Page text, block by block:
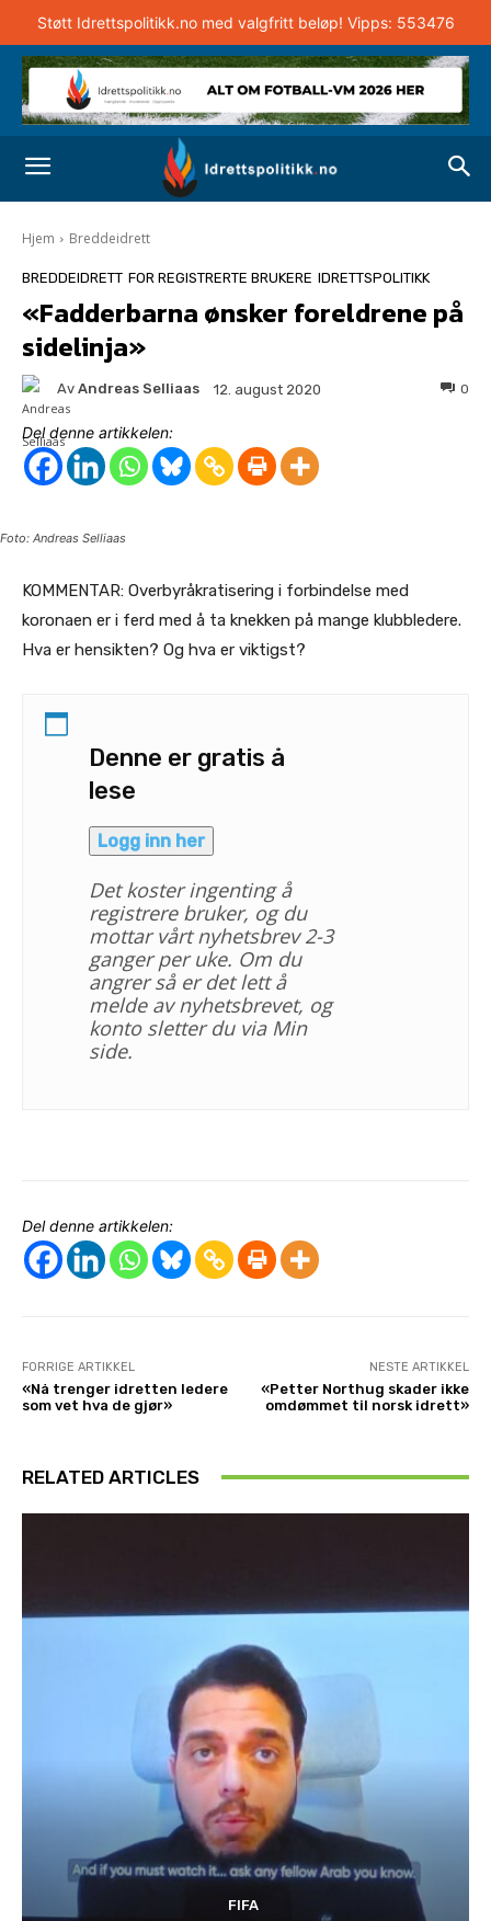
Støtt Idrettspolitikk.no med valgfritt beløp! Vipps: 553476
Hjem Breddeidrett
BREDDEIDRETT FOR REGISTRERTE BRUKERE IDRETTSPOLITIKK
«Fadderbarna ønsker foreldrene på
sidelinja»
Av Andreas Selliaas 12. august 2020 0
Del denne artikkelen:
Foto: Andreas Selliaas
KOMMENTAR: Overbyråkratisering i forbindelse med
koronaen er i ferd med å ta knekken på mange klubbledere.
Hva er hensikten? Og hva er viktigst?
Denne er gratis å
lese
Logg inn her
Det koster ingenting å
registrere bruker, og du
mottar vårt nyhetsbrev 2-3
ganger per uke. Om du
angrer så er det lett å
melde av nyhetsbrevet, og
konto sletter du via Min
side.
Del denne artikkelen:
FORRIGE ARTIKKEL
«Nå trenger idretten ledere
som vet hva de gjør»
NESTE ARTIKKEL
«Petter Northug skader ikke
omdømmet til norsk idrett»
RELATED ARTICLES
FIFA